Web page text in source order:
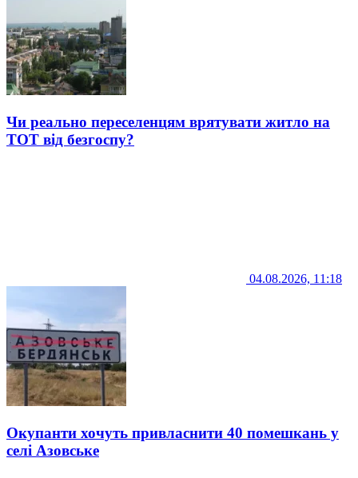
Чи реально переселенцям врятувати житло на
ТОТ від безгоспу?
04.08.2026, 11:18
Окупанти хочуть привласнити 40 помешкань у
селі Азовське